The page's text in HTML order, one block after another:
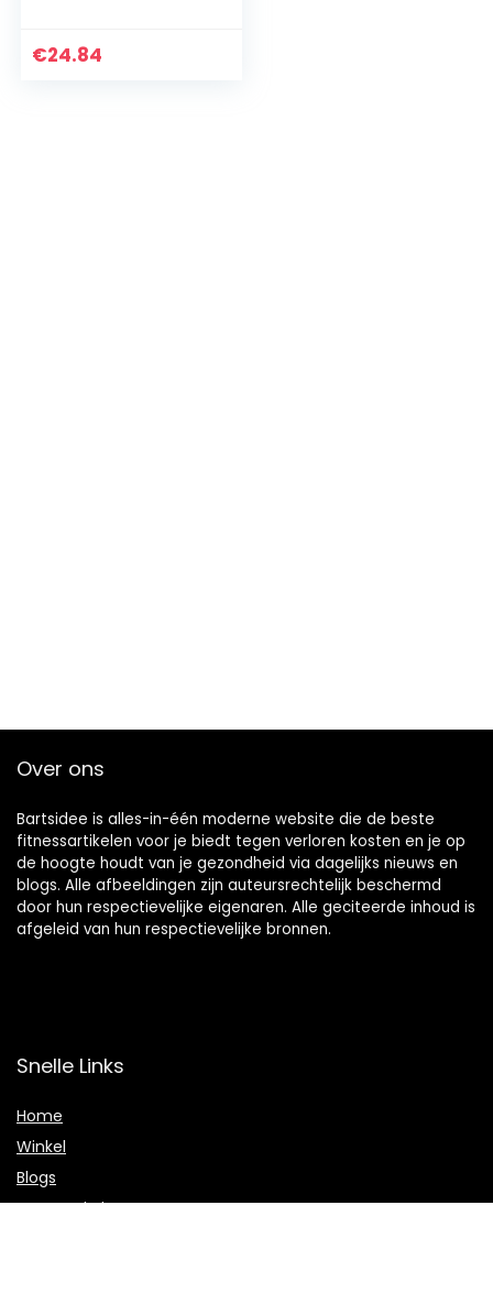
schadelijke stoffen
€24.84
Over ons
Bartsidee is alles-in-één moderne website die de beste
fitnessartikelen voor je biedt tegen verloren kosten en je op
de hoogte houdt van je gezondheid via dagelijks nieuws en
blogs. Alle afbeeldingen zijn auteursrechtelijk beschermd
door hun respectievelijke eigenaren. Alle geciteerde inhoud is
afgeleid van hun respectievelijke bronnen.
Snelle Links
Home
Winkel
Blogs
Onze webshops